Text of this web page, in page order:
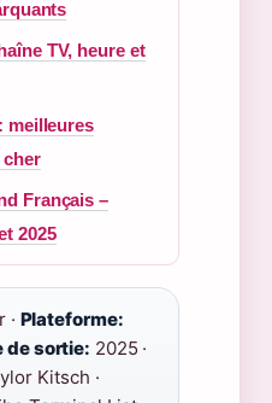
TV, heure et
meilleures
cher
Français –
2025
· Plateforme:
de sortie: 2025 ·
Kitsch ·